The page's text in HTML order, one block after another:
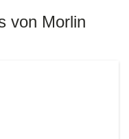
von Morlin